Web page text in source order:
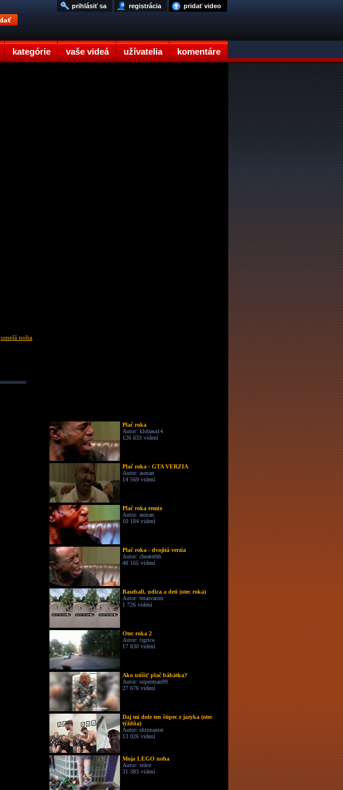
kategórie vaše videá užívatelia komentáre
pridať video
registrácia
prihlásiť sa
umelá noha
Plač roka
Autor: klobasa14
126 633 videní
Plač roka - GTA VERZIA
Autor: asman
14 569 videní
Plač roka remix
Autor: asman
10 184 videní
Plač roka - dvojitá verzia
Autor: cheaterhh
48 165 videní
Baseball, udica a deti (otec roka)
Autor: terazvarim
1 726 videní
Otec roka 2
Autor: tigrica
17 830 videní
Ako utíšiť plač bábätka?
Autor: superman99
27 676 videní
Daj mi dole ten štipec z jazyka (otec
týždňa)
Autor: shitmaster
13 026 videní
Moja LEGO noha
Autor: srdce
31 383 videní